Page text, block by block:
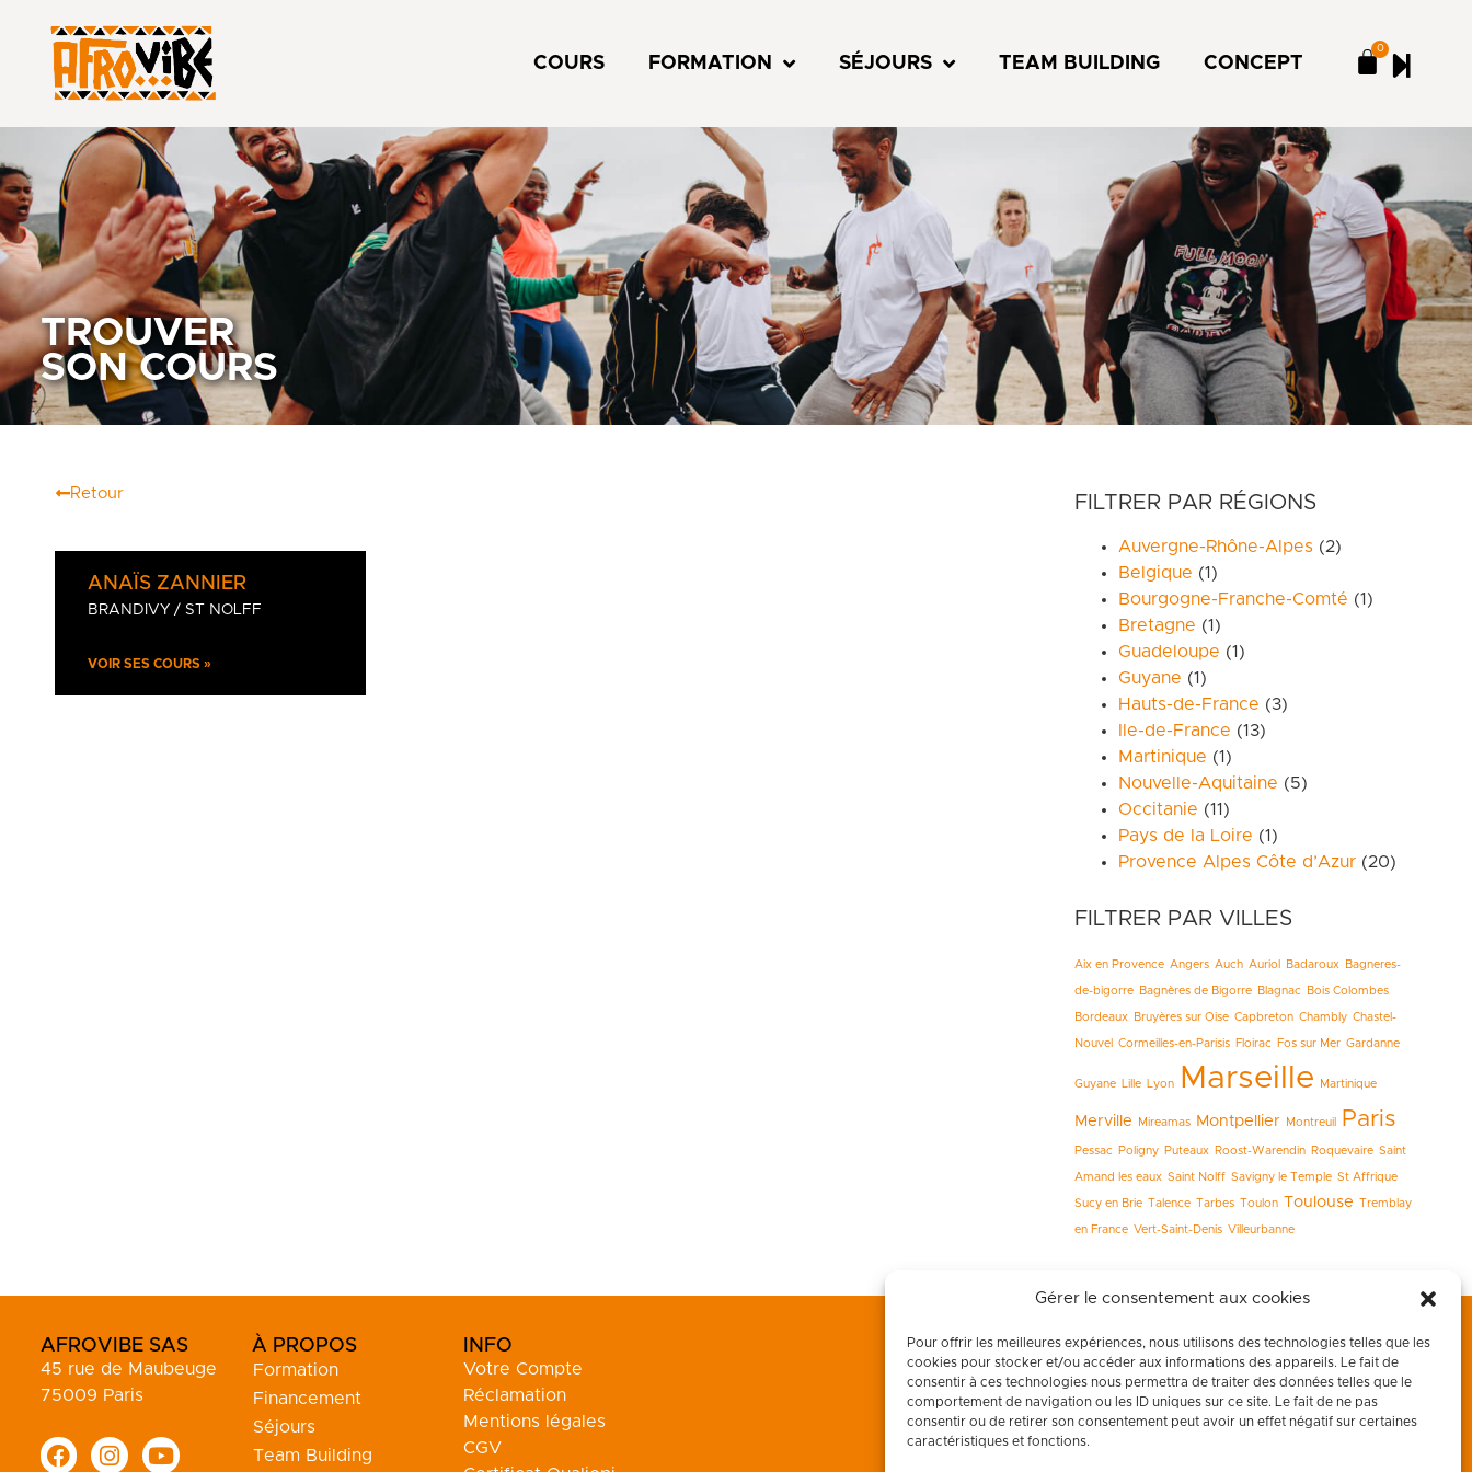
Gérer le consentement aux cookies
Pour offrir les meilleures expériences, nous utilisons des technologies telles que les
cookies pour stocker et/ou accéder aux informations des appareils. Le fait de
consentir à ces technologies nous permettra de traiter des données telles que le
comportement de navigation ou les ID uniques sur ce site. Le fait de ne pas
consentir ou de retirer son consentement peut avoir un effet négatif sur certaines
caractéristiques et fonctions.
COURS FORMATION SÉJOURS TEAM BUILDING CONCEPT
0
TROUVER
SON COURS
Retour
ANAÏS ZANNIER
BRANDIVY / ST NOLFF
VOIR SES COURS »
FILTRER PAR RÉGIONS
Auvergne-Rhône-Alpes (2)
Belgique (1)
Bourgogne-Franche-Comté (1)
Bretagne (1)
Guadeloupe (1)
Guyane (1)
Hauts-de-France (3)
Ile-de-France (13)
Martinique (1)
Nouvelle-Aquitaine (5)
Occitanie (11)
Pays de la Loire (1)
Provence Alpes Côte d’Azur (20)
FILTRER PAR VILLES
Aix en Provence Angers Auch Auriol Badaroux Bagneres-
de-bigorre Bagnères de Bigorre Blagnac Bois Colombes
Bordeaux Bruyères sur Oise Capbreton Chambly Chastel-
Nouvel Cormeilles-en-Parisis Floirac Fos sur Mer Gardanne
Guyane Lille Lyon Marseille Martinique
Merville Mireamas Montpellier Montreuil Paris
Pessac Poligny Puteaux Roost-Warendin Roquevaire Saint
Amand les eaux Saint Nolff Savigny le Temple St Affrique
Sucy en Brie Talence Tarbes Toulon Toulouse Tremblay
en France Vert-Saint-Denis Villeurbanne
AFROVIBE SAS
45 rue de Maubeuge
75009 Paris
À PROPOS
Formation
Financement
Séjours
Team Building
INFO
Votre Compte
Réclamation
Mentions légales
CGV